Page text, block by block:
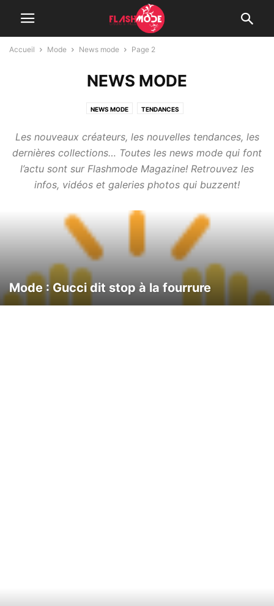
Accueil Mode News mode Page 2
NEWS MODE
NEWS MODE TENDANCES
Les nouveaux créateurs, les nouvelles tendances, les
dernières collections… Toutes les news mode qui font
l’actu sont sur Flashmode Magazine! Retrouvez les
infos, vidéos et galeries photos qui buzzent!
Mode : Gucci dit stop à la fourrure